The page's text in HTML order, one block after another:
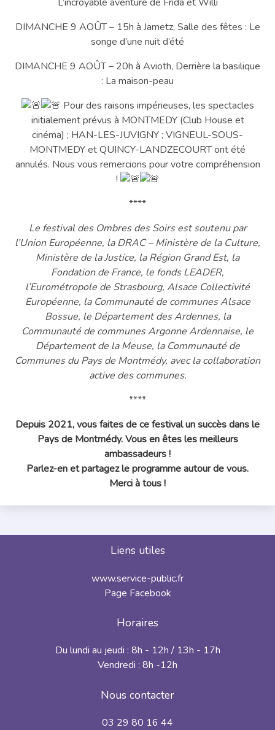
DIMANCHE 9 AOÛT – 15h à Jametz, Salle des fêtes : Le
songe d’une nuit d’été
DIMANCHE 9 AOÛT – 20h à Avioth, Derrière la basilique
: La maison-peau
Pour des raisons impérieuses, les spectacles
initialement prévus à MONTMEDY (Club House et
cinéma) ; HAN-LES-JUVIGNY ; VIGNEUL-SOUS-
MONTMEDY et QUINCY-LANDZECOURT ont été
annulés. Nous vous remercions pour votre compréhension
!
****
Le festival des Ombres des Soirs est soutenu par
l’Union Européenne, la DRAC – Ministère de la Culture,
Ministère de la Justice, la Région Grand Est, la
Fondation de France, le fonds LEADER,
l’Eurométropole de Strasbourg, Alsace Collectivité
Européenne, la Communauté de communes Alsace
Bossue, le Département des Ardennes, la
Communauté de communes Argonne Ardennaise, le
Département de la Meuse, la Communauté de
Communes du Pays de Montmédy, avec la collaboration
active des communes.
****
Depuis 2021, vous faites de ce festival un succès dans le
Pays de Montmédy. Vous en êtes les meilleurs
ambassadeurs !
Parlez-en et partagez le programme autour de vous.
Merci à tous !
Liens utiles
www.service-public.fr
Page Facebook
Horaires
Du lundi au jeudi : 8h - 12h / 13h - 17h
Vendredi : 8h -12h
Nous contacter
03 29 80 16 44